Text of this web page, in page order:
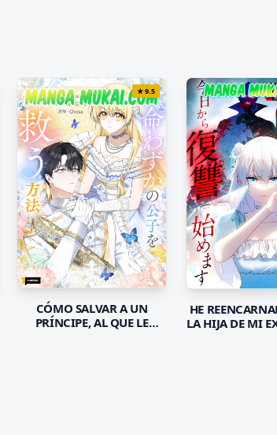
★9.5
CÓMO SALVAR A UN
PRÍNCIPE, AL QUE LE
HE
LA HIJA DE MI